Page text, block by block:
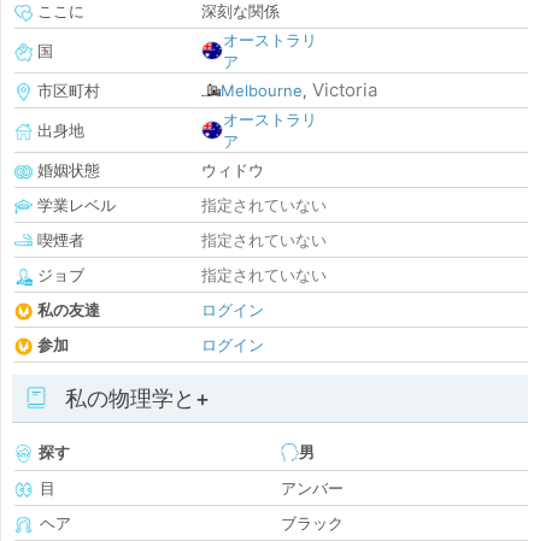
ここに
深刻な関係
国
オーストラリ
ア
市区町村
Melbourne, Victoria
出身地
オーストラリ
ア
婚姻状態
ウィドウ
学業レベル
指定されていない
喫煙者
指定されていない
ジョブ
指定されていない
私の友達
ログイン
参加
ログイン
私の物理学と+
探す
男
目
アンバー
ヘア
ブラック